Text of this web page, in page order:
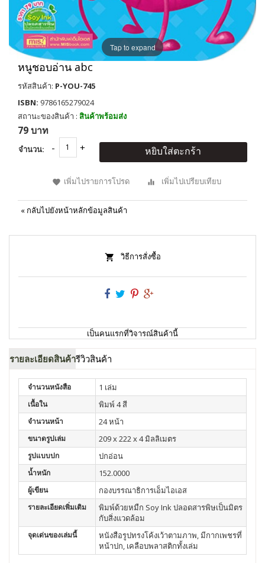
Tap to expand
หนูชอบอ่าน abc
รหัสสินค้า: P-YOU-745
ISBN: 9786165279024
สถานะของสินค้า : สินค้าพร้อมส่ง
79 บาท
จำนวน: หยิบใส่ตะกร้า
เพิ่มไปรายการโปรด เพิ่มไปเปรียบเทียบ
« กลับไปยังหน้าหลักข้อมูลสินค้า
วิธีการสั่งซื้อ
เป็นคนแรกที่วิจารณ์สินค้านี้
รายละเอียดสินค้ารีวิวสินค้า
จำนวนหนังสือ 1 เล่ม
เนื้อใน พิมพ์ 4 สี
จำนวนหน้า 24 หน้า
ขนาดรูปเล่ม 209 x 222 x 4 มิลลิเมตร
รูปแบบปก ปกอ่อน
น้ำหนัก 152.0000
ผู้เขียน กองบรรณาธิการเอ็มไอเอส
รายละเอียดเพิ่มเติม
พิมพ์ด้วยหมืก Soy Ink ปลอดสารพิษเป็นมิตร
กับสิ่งแวดล้อม
จุดเด่นของเล่มนี้
หนังสือรูปทรงโค้งเว้าตามภาพ, มีกากเพชรที่
หน้าปก, เคลือบพลาสติกทั้งเล่ม